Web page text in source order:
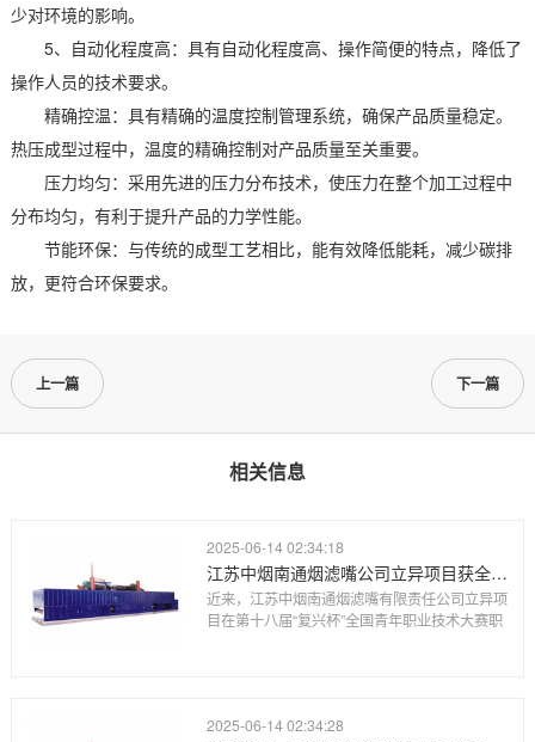
少对环境的影响。
5、自动化程度高：具有自动化程度高、操作简便的特点，降低了
操作人员的技术要求。
精确控温：具有精确的温度控制管理系统，确保产品质量稳定。
热压成型过程中，温度的精确控制对产品质量至关重要。
压力均匀：采用先进的压力分布技术，使压力在整个加工过程中
分布均匀，有利于提升产品的力学性能。
节能环保：与传统的成型工艺相比，能有效降低能耗，减少碳排
放，更符合环保要求。
上一篇 下一篇
相关信息
2025-06-14 02:34:18
江苏中烟南通烟滤嘴公司立异项目获全国青年职业技术大赛职工组优胜奖
近来，江苏中烟南通烟滤嘴有限责任公司立异项
目在第十八届“复兴杯”全国青年职业技术大赛职
2025-06-14 02:34:28